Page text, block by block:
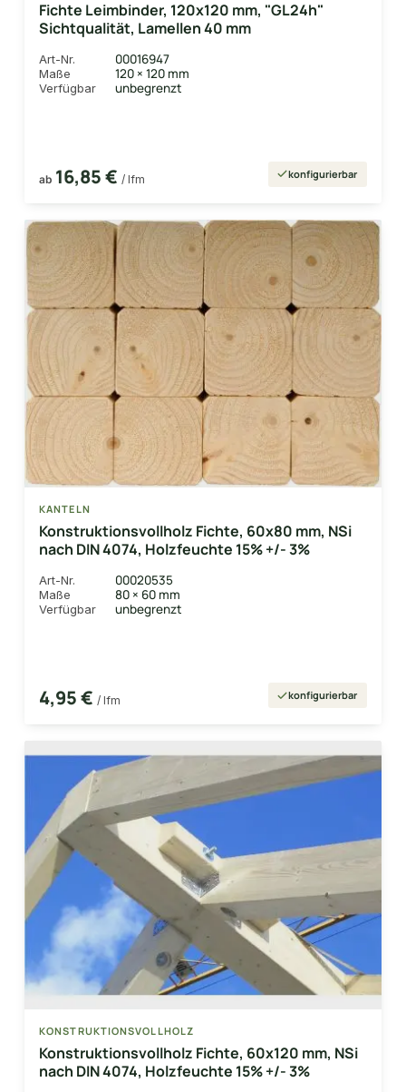
Fichte Leimbinder, 120x120 mm, "GL24h"
Sichtqualität, Lamellen 40 mm
Art-Nr. 00016947
Maße 120 × 120 mm
Verfügbar unbegrenzt
ab 16,85 € / lfm konfigurierbar
KANTELN
Konstruktionsvollholz Fichte, 60x80 mm, NSi
nach DIN 4074, Holzfeuchte 15% +/- 3%
Art-Nr. 00020535
Maße 80 × 60 mm
Verfügbar unbegrenzt
4,95 € / lfm konfigurierbar
KONSTRUKTIONSVOLLHOLZ
Konstruktionsvollholz Fichte, 60x120 mm, NSi
nach DIN 4074, Holzfeuchte 15% +/- 3%